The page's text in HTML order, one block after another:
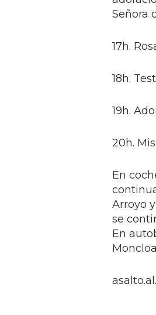
Señora
17h.
18h.
19h.
20h.
En
Arroyo
se
En